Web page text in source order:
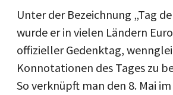
Unter der Bezeichnung „Tag
wurde er in vielen Ländern
offizieller Gedenktag,
Konnotationen des Tages zu
So verknüpft man den 8. Mai